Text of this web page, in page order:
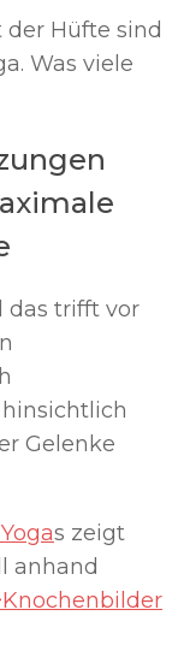
Hüfte sind
Was viele
das trifft vor
Gelenke
s zeigt
anhand